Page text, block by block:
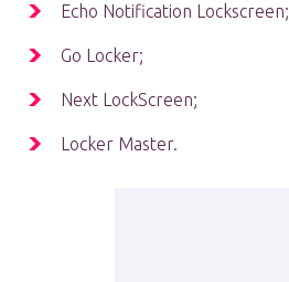
Echo Notification Lockscreen;
Go Locker;
Next LockScreen;
Locker Master.